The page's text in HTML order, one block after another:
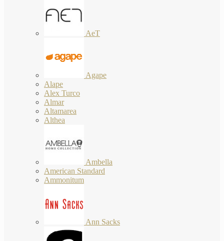
AeT
Agape
Alape
Alex Turco
Almar
Altamarea
Althea
Ambella
American Standard
Ammonitum
Ann Sacks